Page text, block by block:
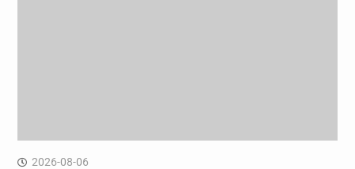
2026-08-06